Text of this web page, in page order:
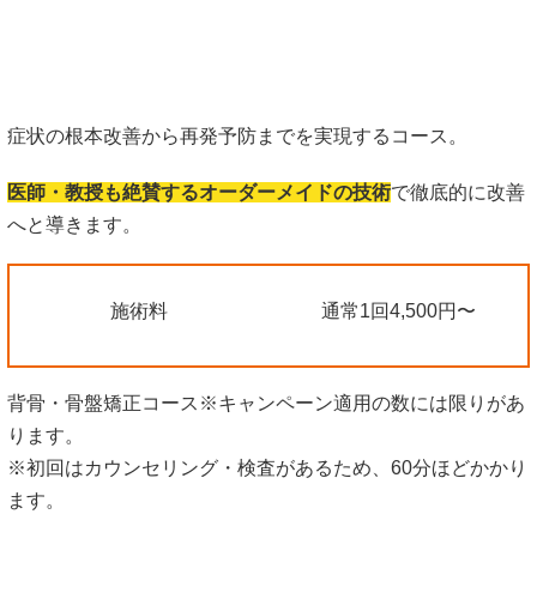
症状の根本改善から再発予防までを実現するコース。
医師・教授も絶賛するオーダーメイドの技術で徹底的に改善
へと導きます。
施術料 通常1回4,500円〜
背骨・骨盤矯正コース※キャンペーン適用の数には限りがあ
ります。
※初回はカウンセリング・検査があるため、60分ほどかかり
ます。